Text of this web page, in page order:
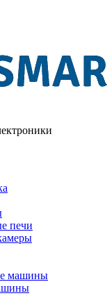
печи
машины